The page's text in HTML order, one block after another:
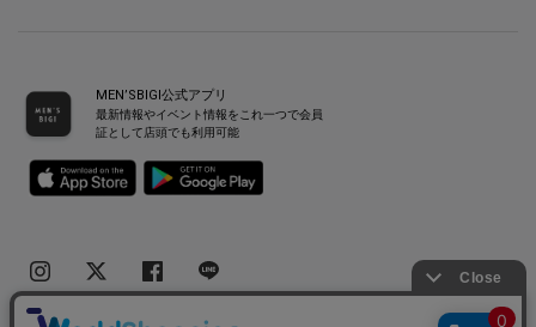
MEN’SBIGI公式アプリ
最新情報やイベント情報をこれ一つで会員
証として店頭でも利用可能